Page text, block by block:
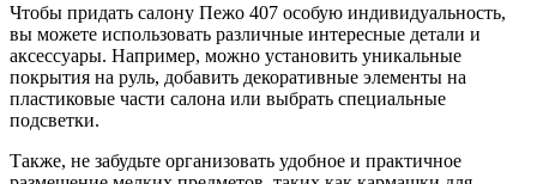
Чтобы придать салону Пежо 407 особую индивидуальность,
вы можете использовать различные интересные детали и
аксессуары. Например, можно установить уникальные
покрытия на руль, добавить декоративные элементы на
пластиковые части салона или выбрать специальные
подсветки.
Также, не забудьте организовать удобное и практичное